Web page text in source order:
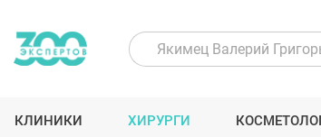
КЛИНИКИ ХИРУРГИ